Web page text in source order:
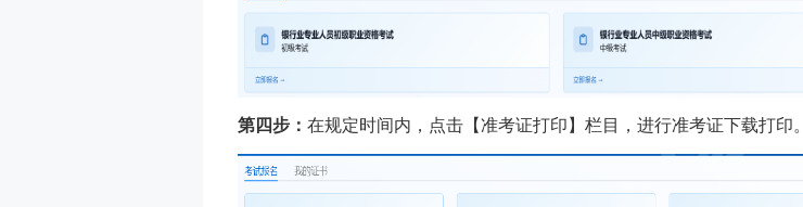
第四步： 在规定时间内，点击【准考证打印】栏目，进行准考证下载打印。